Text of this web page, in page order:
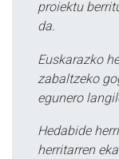
proiektu
da.
Euskarazko
zabaltzeko
egunero
Hedabide
herritarren